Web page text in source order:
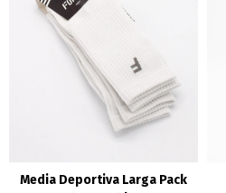
Media Deportiva Larga Pack